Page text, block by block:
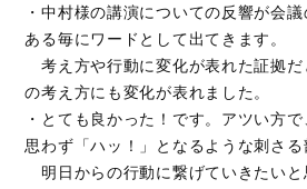
・中村様の講演についての反響が会
ある毎にワードとして出てきます。
考え方や行動に変化が表れた証拠だ
の考え方にも変化が表れました。
・とても良かった！です。アツい方
思わず「ハッ！」となるような刺さる
明日からの行動に繋げていきたいと